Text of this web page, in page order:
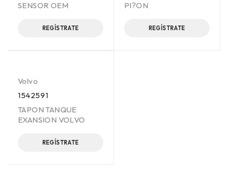
SENSOR OEM
REGÍSTRATE
PI?ON
REGÍSTRATE
Volvo
1542591
TAPON TANQUE
EXANSION VOLVO
REGÍSTRATE